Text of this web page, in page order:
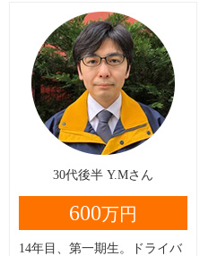
30代後半 Y.Mさん
600万円
14年目、第一期生。ドライバ